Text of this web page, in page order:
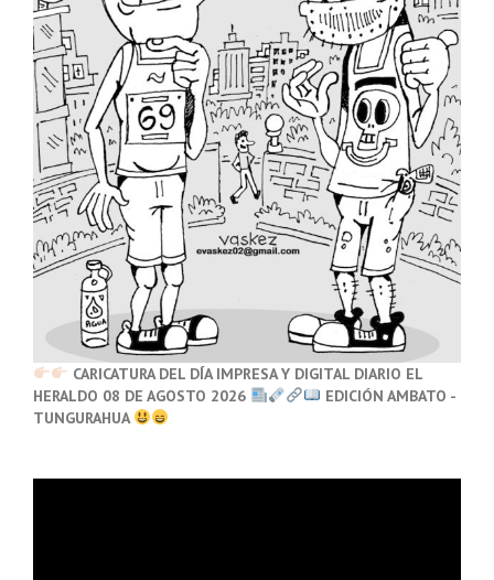
CARICATURA DEL DÍA IMPRESA Y DIGITAL DIARIO EL
HERALDO 08 DE AGOSTO 2026
EDICIÓN AMBATO -
TUNGURAHUA